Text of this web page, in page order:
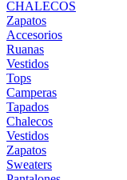
CHALECOS
Zapatos
Accesorios
Ruanas
Vestidos
Tops
Camperas
Tapados
Chalecos
Vestidos
Zapatos
Sweaters